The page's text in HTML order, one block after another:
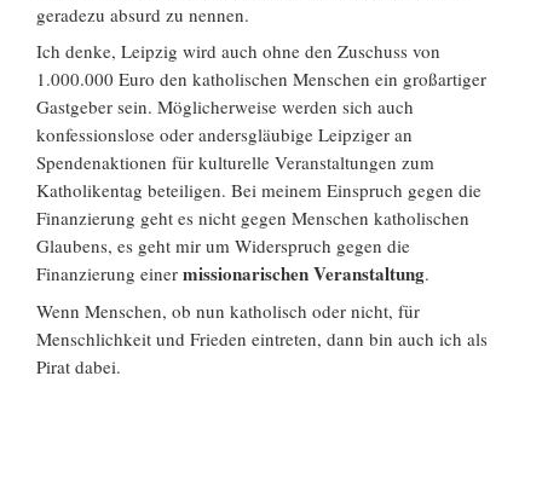
geradezu absurd zu nennen.
Ich denke, Leipzig wird auch ohne den Zuschuss von
1.000.000 Euro den katholischen Menschen ein großartiger
Gastgeber sein. Möglicherweise werden sich auch
konfessionslose oder andersgläubige Leipziger an
Spendenaktionen für kulturelle Veranstaltungen zum
Katholikentag beteiligen. Bei meinem Einspruch gegen die
Finanzierung geht es nicht gegen Menschen katholischen
Glaubens, es geht mir um Widerspruch gegen die
Finanzierung einer missionarischen Veranstaltung.
Wenn Menschen, ob nun katholisch oder nicht, für
Menschlichkeit und Frieden eintreten, dann bin auch ich als
Pirat dabei.